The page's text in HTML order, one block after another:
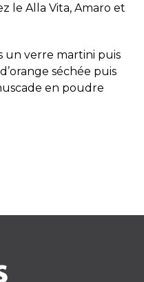
le Alla Vita, Amaro et
un verre martini puis
séchée puis
en poudre